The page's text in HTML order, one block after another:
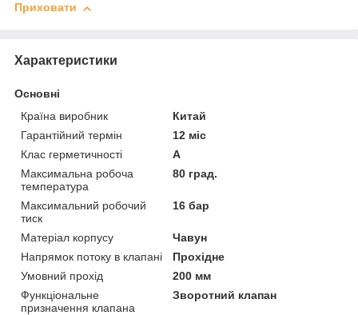
Приховати
Характеристики
Основні
Країна виробник
Китай
Гарантійний термін
12 міс
Клас герметичності
А
Максимальна робоча
температура
80 град.
Максимальний робочий
тиск
16 бар
Матеріал корпусу
Чавун
Напрямок потоку в клапані
Прохідне
Умовний прохід
200 мм
Функціональне
призначення клапана
Зворотний клапан